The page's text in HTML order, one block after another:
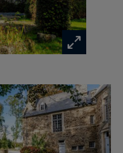
et solives au
55m²) lui aussi
exceptionnel
des tours, avec des
sol; une chambre
de bains et des
une vie de plein